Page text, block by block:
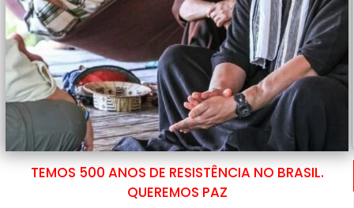
TEMOS 500 ANOS DE RESISTÊNCIA NO BRASIL.
QUEREMOS PAZ